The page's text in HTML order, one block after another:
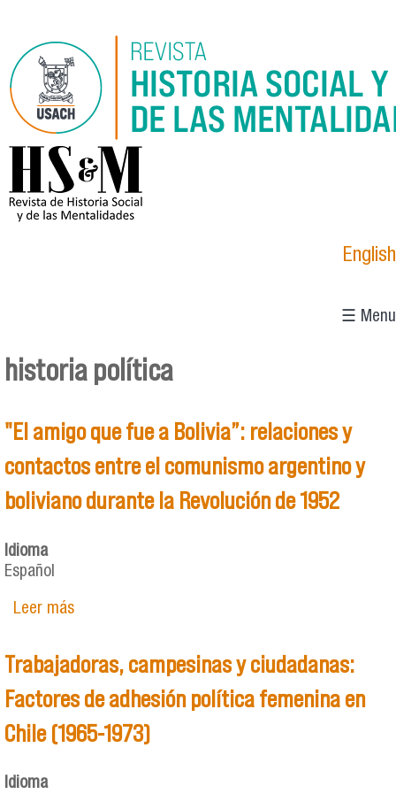
logo_hsm_2021.png
English
☰ Menu
Se encuentra usted aquí
historia política
"El amigo que fue a Bolivia”: relaciones y
contactos entre el comunismo argentino y
boliviano durante la Revolución de 1952
Idioma
Español
Leer mássobre "El amigo que fue a Bolivia”: relaciones y
boliviano durante la Revolución de 1952
Trabajadoras, campesinas y ciudadanas:
Factores de adhesión política femenina en
Chile (1965-1973)
Idioma